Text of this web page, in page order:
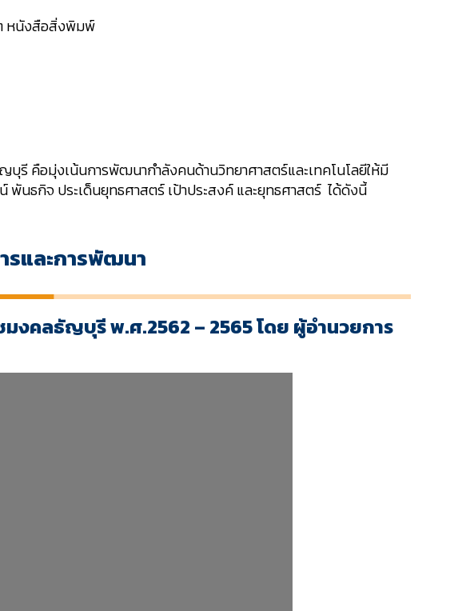
หนังสือสิ่งพิมพ์
รี คือมุ่งเน้นการพัฒนากำลังคนด้านวิทยาศาสตร์และเทคโนโลยีให้มี
นธกิจ ประเด็นยุทธศาสตร์ เป้าประสงค์ และยุทธศาสตร์ ได้ดังนี้
รและการพัฒนา
มงคลธัญบุรี พ.ศ.2562 – 2565 โดย ผู้อำนวยการ